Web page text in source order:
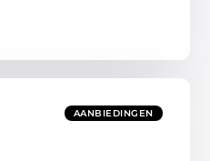
AANBIEDINGEN